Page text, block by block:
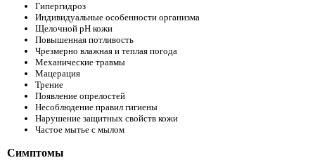
Гипергидроз
Индивидуальные особенности организма
Щелочной рН кожи
Повышенная потливость
Чрезмерно влажная и теплая погода
Механические травмы
Мацерация
Трение
Появление опрелостей
Несоблюдение правил гигиены
Нарушение защитных свойств кожи
Частое мытье с мылом
Симптомы